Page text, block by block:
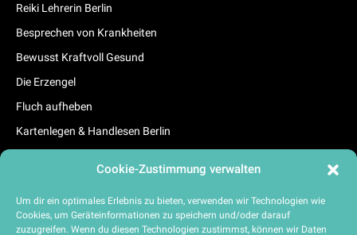
Cookie-Zustimmung verwalten
Um dir ein optimales Erlebnis zu bieten, verwenden wir Technologien wie
Cookies, um Geräteinformationen zu speichern und/oder darauf
zuzugreifen. Wenn du diesen Technologien zustimmst, können wir Daten
Reiki Lehrerin Berlin
Besprechen von Krankheiten
Bewusst Kraftvoll Gesund
Die Erzengel
Fluch aufheben
Kartenlegen & Handlesen Berlin
Impressum